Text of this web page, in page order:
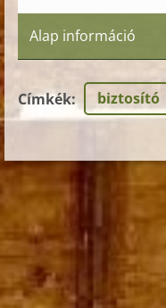
Alap információ
Címkék: biztosító